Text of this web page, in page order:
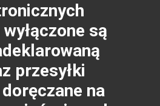
są
przesyłki
na